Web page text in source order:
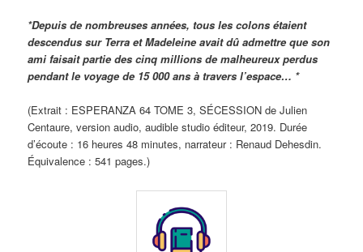
*Depuis de nombreuses années, tous les colons étaient
descendus sur Terra et Madeleine avait dû admettre que son
ami faisait partie des cinq millions de malheureux perdus
pendant le voyage de 15 000 ans à travers l’espace… *
(Extrait : ESPERANZA 64 TOME 3, SÉCESSION de Julien
Centaure, version audio, audible studio éditeur, 2019. Durée
d’écoute : 16 heures 48 minutes, narrateur : Renaud Dehesdin.
Équivalence : 541 pages.)